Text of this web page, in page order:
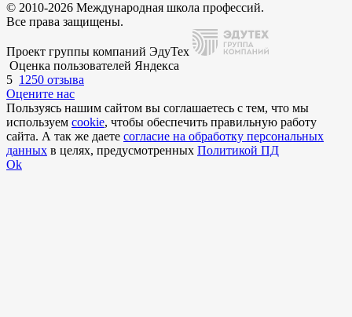
© 2010-2026 Международная школа профессий.
Все права защищены.
Проект группы компаний ЭдуТех
Оценка пользователей Яндекса
5 1250 отзыва
Оцените нас
Пользуясь нашим сайтом вы соглашаетесь с тем, что мы
используем cookie, чтобы обеспечить правильную работу
сайта. А так же даете согласие на обработку персональных
данных в целях, предусмотренных Политикой ПД
Ok